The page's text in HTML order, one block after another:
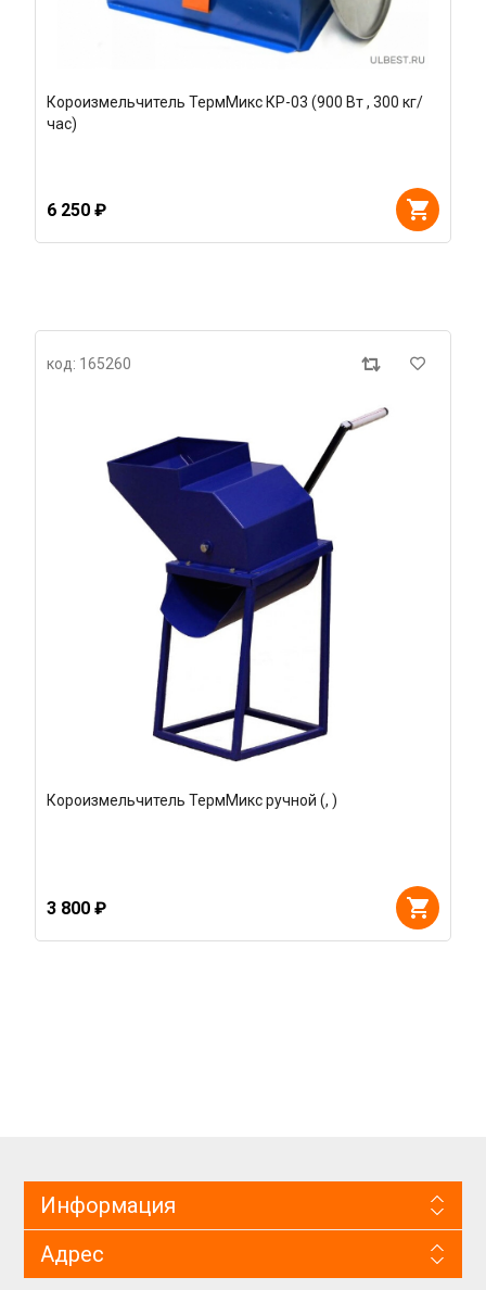
Короизмельчитель ТермМикс КР-03 (900 Вт , 300 кг/
час)
6 250 ₽
код: 165260
Короизмельчитель ТермМикс ручной (, )
3 800 ₽
Информация
Адрес